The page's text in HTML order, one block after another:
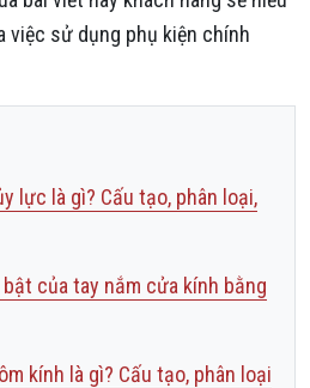
sử dụng phụ kiện chính
lực là gì? Cấu tạo, phân loại,
của tay nắm cửa kính bằng
kính là gì? Cấu tạo, phân loại